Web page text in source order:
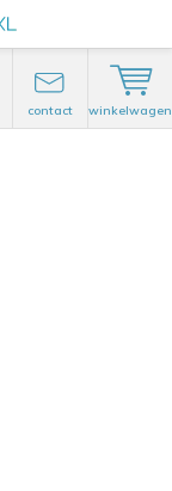
contact winkelwagen